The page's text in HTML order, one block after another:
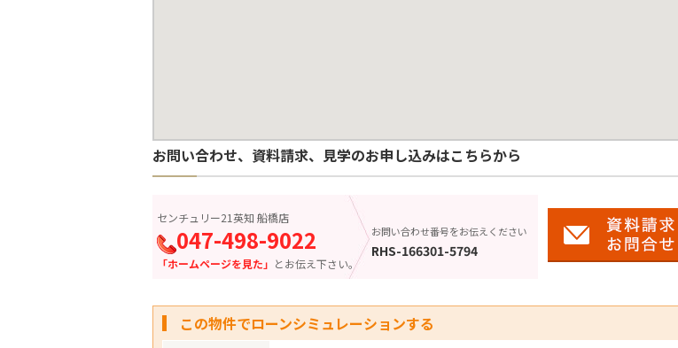
お問い合わせ、資料請求、見学のお申し込みはこちらから
センチュリー21英知 船橋店
047-498-9022
「ホームページを見た」 とお伝え下さい。
お問い合わせ番号をお伝えください
RHS-166301-5794
この物件でローンシミュレーションする